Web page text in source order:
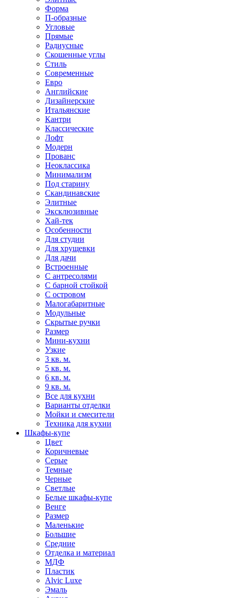
Форма
П-образные
Угловые
Прямые
Радиусные
Скошенные углы
Стиль
Современные
Евро
Английские
Дизайнерские
Итальянские
Кантри
Классические
Лофт
Модерн
Прованс
Неоклассика
Минимализм
Под старину
Скандинавские
Элитные
Эксклюзивные
Хай-тек
Особенности
Для студии
Для хрущевки
Для дачи
Встроенные
С антресолями
С барной стойкой
С островом
Малогабаритные
Модульные
Скрытые ручки
Размер
Мини-кухни
Узкие
3 кв. м.
5 кв. м.
6 кв. м.
9 кв. м.
Все для кухни
Варианты отделки
Мойки и смесители
Техника для кухни
Шкафы-купе
Цвет
Коричневые
Серые
Темные
Черные
Светлые
Белые шкафы-купе
Венге
Размер
Маленькие
Большие
Средние
Отделка и материал
МДФ
Пластик
Alvic Luxe
Эмаль